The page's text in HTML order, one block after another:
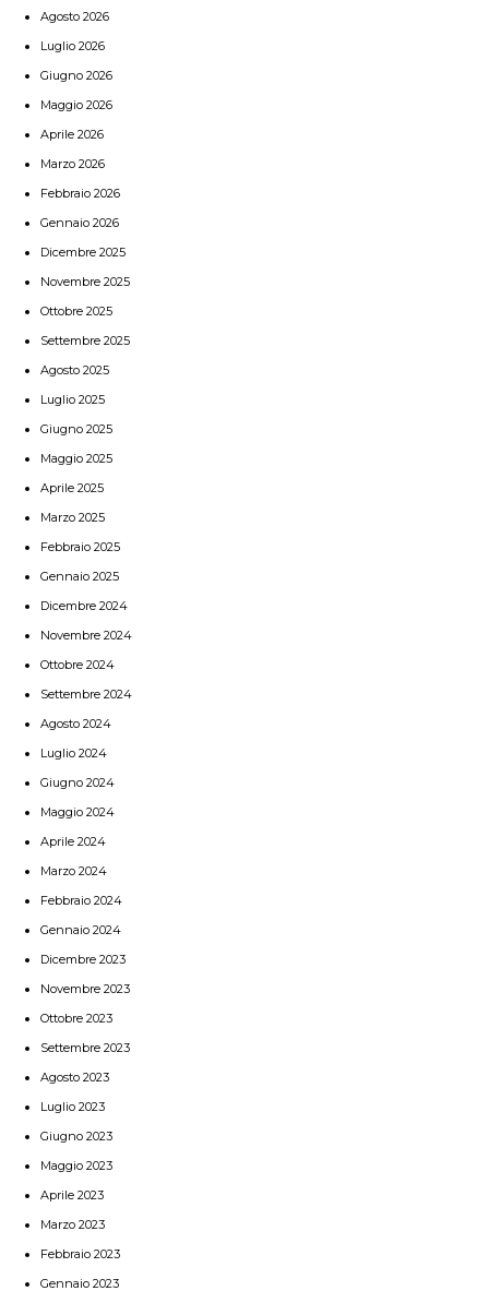
Agosto 2026
Luglio 2026
Giugno 2026
Maggio 2026
Aprile 2026
Marzo 2026
Febbraio 2026
Gennaio 2026
Dicembre 2025
Novembre 2025
Ottobre 2025
Settembre 2025
Agosto 2025
Luglio 2025
Giugno 2025
Maggio 2025
Aprile 2025
Marzo 2025
Febbraio 2025
Gennaio 2025
Dicembre 2024
Novembre 2024
Ottobre 2024
Settembre 2024
Agosto 2024
Luglio 2024
Giugno 2024
Maggio 2024
Aprile 2024
Marzo 2024
Febbraio 2024
Gennaio 2024
Dicembre 2023
Novembre 2023
Ottobre 2023
Settembre 2023
Agosto 2023
Luglio 2023
Giugno 2023
Maggio 2023
Aprile 2023
Marzo 2023
Febbraio 2023
Gennaio 2023